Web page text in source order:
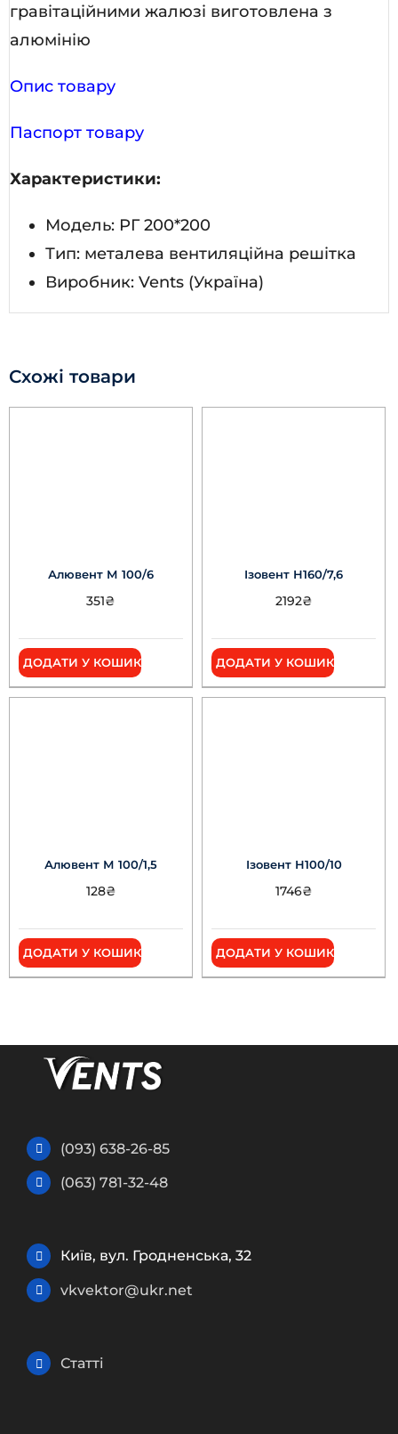
гравітаційними жалюзі виготовлена з
алюмінію
Опис товару
Паспорт товару
Характеристики:
Модель: РГ 200*200
Тип: металева вентиляційна решітка
Виробник: Vents (Україна)
Схожі товари
Алювент М 100/6
351₴
ДОДАТИ У КОШИК
Ізовент Н160/7,6
2192₴
ДОДАТИ У КОШИК
Алювент М 100/1,5
128₴
ДОДАТИ У КОШИК
Ізовент Н100/10
1746₴
ДОДАТИ У КОШИК
(093) 638-26-85
(063) 781-32-48
Київ, вул. Гродненська, 32
vkvektor@ukr.net
Статті